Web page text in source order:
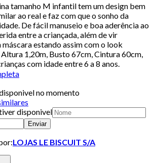
tamanho M infantil tem um design bem
ao real e faz com que o sonho da
De fácil manuseio e boa aderência ao
entre a criançada, além de vir
estando assim com o look
1,20m, Busto 67cm, Cintura 60cm,
com idade entre 6 a 8 anos.
no momento
disponivel
Enviar
LOJAS LE BISCUIT S/A